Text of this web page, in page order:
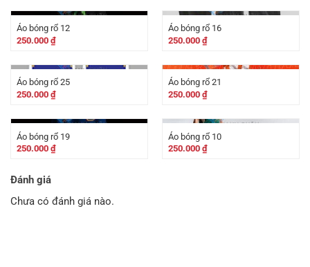
Áo bóng rổ 12
250.000 ₫
Áo bóng rổ 16
250.000 ₫
Áo bóng rổ 25
250.000 ₫
Áo bóng rổ 21
250.000 ₫
Áo bóng rổ 19
250.000 ₫
Áo bóng rổ 10
250.000 ₫
Đánh giá
Chưa có đánh giá nào.